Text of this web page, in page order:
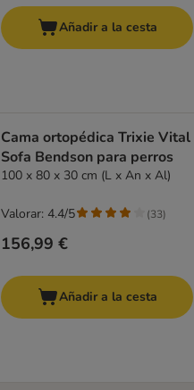
Añadir a la cesta
Cama ortopédica Trixie Vital
Sofa Bendson para perros
100 x 80 x 30 cm (L x An x Al)
156,99 €
Valorar: 4.4/5 (33)
Añadir a la cesta